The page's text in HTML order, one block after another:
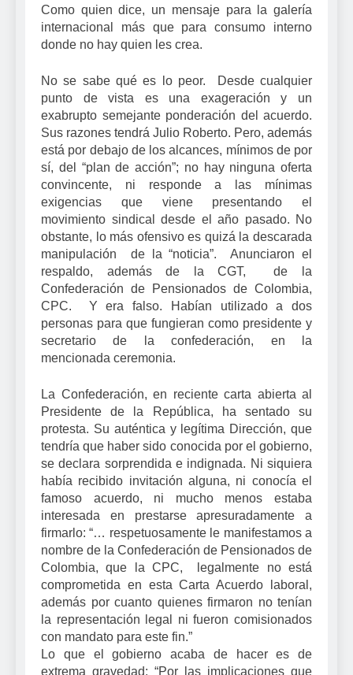
Como quien dice, un mensaje para la galería
internacional más que para consumo interno
donde no hay quien les crea.
No se sabe qué es lo peor. Desde cualquier
punto de vista es una exageración y un
exabrupto semejante ponderación del acuerdo.
Sus razones tendrá Julio Roberto. Pero, además
está por debajo de los alcances, mínimos de por
sí, del “plan de acción”; no hay ninguna oferta
convincente, ni responde a las mínimas
exigencias que viene presentando el
movimiento sindical desde el año pasado. No
obstante, lo más ofensivo es quizá la descarada
manipulación de la “noticia”. Anunciaron el
respaldo, además de la CGT, de la
Confederación de Pensionados de Colombia,
CPC. Y era falso. Habían utilizado a dos
personas para que fungieran como presidente y
secretario de la confederación, en la
mencionada ceremonia.
La Confederación, en reciente carta abierta al
Presidente de la República, ha sentado su
protesta. Su auténtica y legítima Dirección, que
tendría que haber sido conocida por el gobierno,
se declara sorprendida e indignada. Ni siquiera
había recibido invitación alguna, ni conocía el
famoso acuerdo, ni mucho menos estaba
interesada en prestarse apresuradamente a
firmarlo: “… respetuosamente le manifestamos a
nombre de la Confederación de Pensionados de
Colombia, que la CPC, legalmente no está
comprometida en esta Carta Acuerdo laboral,
además por cuanto quienes firmaron no tenían
la representación legal ni fueron comisionados
con mandato para este fin.”
Lo que el gobierno acaba de hacer es de
extrema gravedad: “Por las implicaciones que